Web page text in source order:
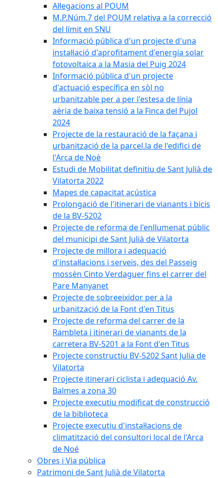
Al·legacions al POUM
M.P.Núm.7 del POUM relativa a la correcció
del límit en SNU
Informació pública d'un projecte d'una
instal·lació d'aprofitament d'energia solar
fotovoltaica a la Masia del Puig 2024
Informació pública d'un projecte
d'actuació específica en sòl no
urbanitzable per a per l'estesa de línia
aèria de baixa tensió a la Finca del Pujol
2024
Projecte de la restauració de la façana i
urbanització de la parcel.la de l'edifici de
l'Arca de Noè
Estudi de Mobilitat definitiu de Sant Julià de
Vilatorta 2022
Mapes de capacitat acústica
Prolongació de l'itinerari de vianants i bicis
de la BV-5202
Projecte de reforma de l'enllumenat públic
del municipi de Sant Julià de Vilatorta
Projecte de millora i adequació
d'instal·lacions i serveis, des del Passeig
mossèn Cinto Verdaguer fins el carrer del
Pare Manyanet
Projecte de sobreeixidor per a la
urbanització de la Font d'en Titus
Projecte de reforma del carrer de la
Rambleta i itinerari de vianants de la
carretera BV-5201 a la Font d'en Titus
Projecte constructiu BV-5202 Sant Julia de
Vilatorta
Projecte itinerari ciclista i adequació Av.
Balmes a zona 30
Projecte executiu modificat de construcció
de la biblioteca
Projecte executiu d'instal·lacions de
climatització del consultori local de l'Arca
de Noé
Obres i Via pública
Patrimoni de Sant Julià de Vilatorta